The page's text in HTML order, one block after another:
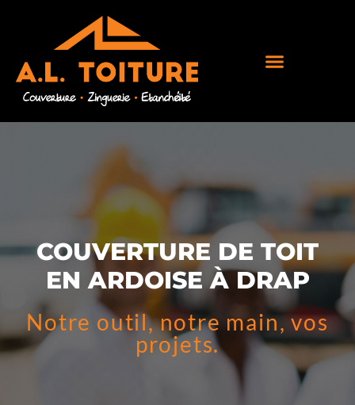
COUVERTURE DE TOIT
EN ARDOISE À DRAP
Notre outil, notre main, vos
projets.